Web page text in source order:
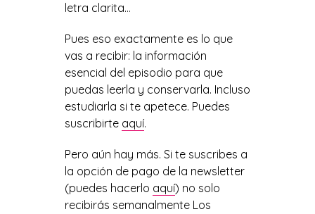
letra clarita…
Pues eso exactamente es lo que
vas a recibir: la información
esencial del episodio para que
puedas leerla y conservarla. Incluso
estudiarla si te apetece. Puedes
suscribirte aquí.
Pero aún hay más. Si te suscribes a
la opción de pago de la newsletter
(puedes hacerlo aquí) no solo
recibirás semanalmente Los